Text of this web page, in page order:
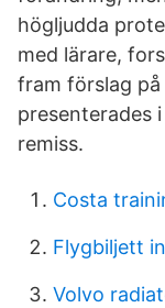
högljudda
med lärare,
fram förslag på
presenterades
remiss.
Costa
Flygbiljett
Volvo